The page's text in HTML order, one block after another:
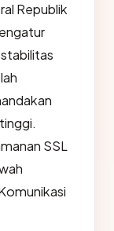
Republik
SSL